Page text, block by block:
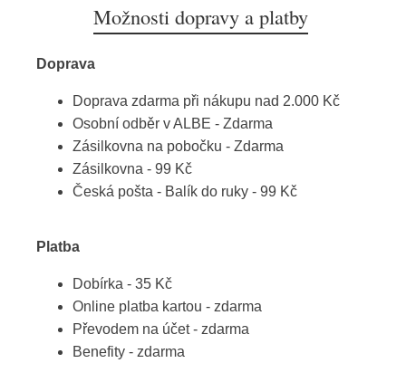
Možnosti dopravy a platby
Doprava
Doprava zdarma při nákupu nad 2.000 Kč
Osobní odběr v ALBE - Zdarma
Zásilkovna na pobočku - Zdarma
Zásilkovna - 99 Kč
Česká pošta - Balík do ruky - 99 Kč
Platba
Dobírka - 35 Kč
Online platba kartou - zdarma
Převodem na účet - zdarma
Benefity - zdarma